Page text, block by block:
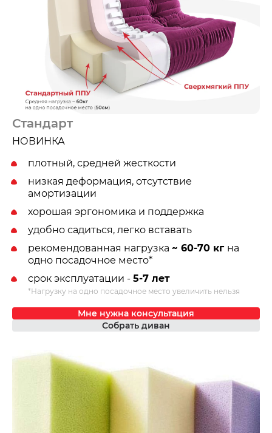
Стандарт
НОВИНКА
плотный, средней жесткости
низкая деформация, отсутствие
амортизации
хорошая эргономика и поддержка
удобно садиться, легко вставать
рекомендованная нагрузка ~ 60-70 кг на
одно посадочное место*
срок эксплуатации - 5-7 лет
*Нагрузку на одно посадочное место увеличить нельзя
Мне нужна консультация
Собрать диван